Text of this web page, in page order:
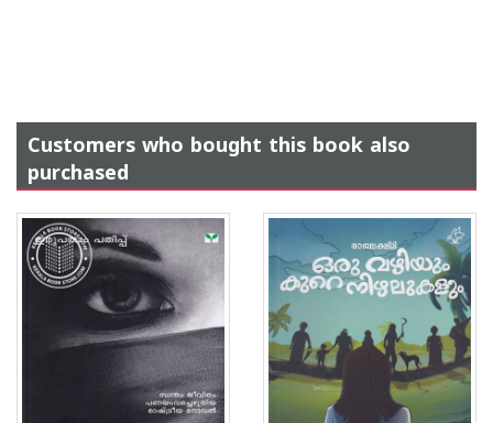
Customers who bought this book also
purchased